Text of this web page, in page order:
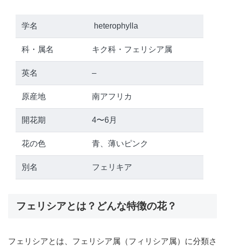
学名 heterophylla
科・属名 キク科・フェリシア属
英名 –
原産地 南アフリカ
開花期 4〜6月
花の色 青、薄いピンク
別名 フェリキア
フェリシアとは？どんな特徴の花？
フェリシアとは、フェリシア属（フィリシア属）に分類さ